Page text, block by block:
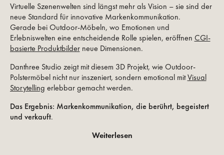
Virtuelle Szenenwelten sind längst mehr als Vision – sie sind der
neue Standard für innovative Markenkommunikation.
Gerade bei Outdoor-Möbeln, wo Emotionen und
Erlebniswelten eine entscheidende Rolle spielen, eröffnen CGI-
basierte Produktbilderneue Dimensionen.
Danthree Studio zeigt mit diesem 3D Projekt, wie Outdoor-
Polstermöbel nicht nur inszeniert, sondern emotional mitVisual
Storytelling erlebbar gemacht werden.
Das Ergebnis: Markenkommunikation, die berührt, begeistert
und verkauft.
Weiterlesen